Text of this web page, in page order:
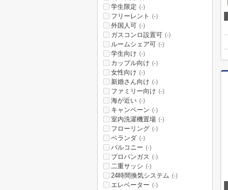
学生限定 (-)
フリーレント (-)
外国人可 (-)
ガスコンロ設置可 (-)
ルームシェア可 (-)
学生向け (-)
カップル向け (-)
女性向け (-)
新婚さん向け (-)
ファミリー向け (-)
海が近い (-)
キャンペーン (-)
室内洗濯機置場 (-)
フローリング (-)
ベランダ (-)
バルコニー (-)
プロパンガス (-)
二重サッシ (-)
24時間換気システム (-)
エレベーター (-)